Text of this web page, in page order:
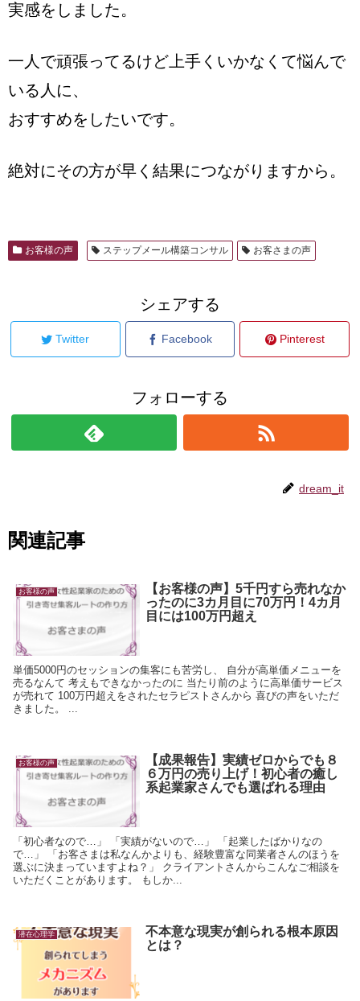
実感をしました。
一人で頑張ってるけど上手くいかなくて悩んで
いる人に、
おすすめをしたいです。
絶対にその方が早く結果につながりますから。
お客様の声 ステップメール構築コンサル お客さまの声
シェアする
Twitter Facebook Pinterest
フォローする
dream_it
関連記事
お客様の声
【お客様の声】5千円すら売れなか
ったのに3カ月目に70万円！4カ月
目には100万円超え
単価5000円のセッションの集客にも苦労し、 自分が高単価メニューを
売るなんて 考えもできなかったのに 当たり前のように高単価サービス
が売れて 100万円超えをされたセラピストさんから 喜びの声をいただ
きました。 ...
お客様の声
【成果報告】実績ゼロからでも８
６万円の売り上げ！初心者の癒し
系起業家さんでも選ばれる理由
「初心者なので…」 「実績がないので…」 「起業したばかりなの
で…」 「お客さまは私なんかよりも、経験豊富な同業者さんのほうを
選ぶに決まっていますよね？」 クライアントさんからこんなご相談を
いただくことがあります。 もしか...
潜在心理学
不本意な現実が創られる根本原因
とは？